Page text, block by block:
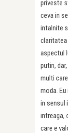
priveste
ceva in
intalnite
claritatea
aspectul
putin,
multi
moda.
in sensul
intreaga,
care e